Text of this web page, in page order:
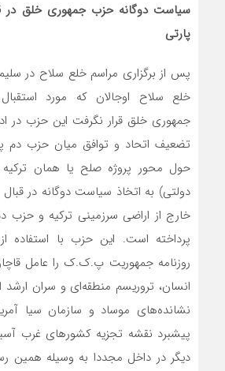
سیاست دوگانه حزب جمهوری خلق
پارتی
پس از برگزاری مراسم خلع سلاح در
خلع سلاح اوجالان که مورد
جمهوری خلق قرار نگرفت این حزب در
تضعیف اتحاد و توافق میان حزب دم
حول محور پروژه صلح یا همان ترکیه
دولتی) به اتخاذ سیاست دوگانه در
خارج از اراضی سرزمینی ترکیه و حزب
پرداخته است. این حزب با استفاده
روزنامه جمهوریت پ.ک.ک را عامل
انسان، تروریسم منطقه‌ای و سران
نشانده‌های موساد و سازمان سیا
پیشبرد نقشه تجزیه کشورهای غرب
دیگر در داخل مجددا به وسیله همین